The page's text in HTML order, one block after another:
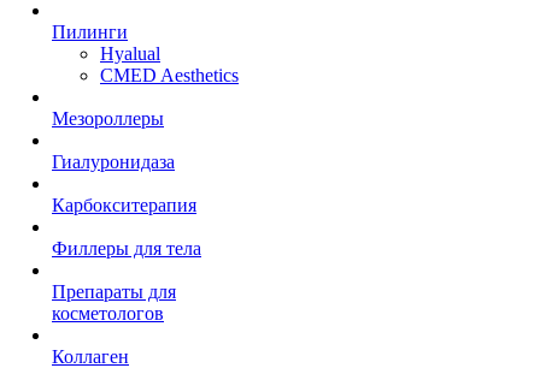
Пилинги
Hyalual
CMED Aesthetics
Мезороллеры
Гиалуронидаза
Карбокситерапия
Филлеры для тела
Препараты для
косметологов
Коллаген